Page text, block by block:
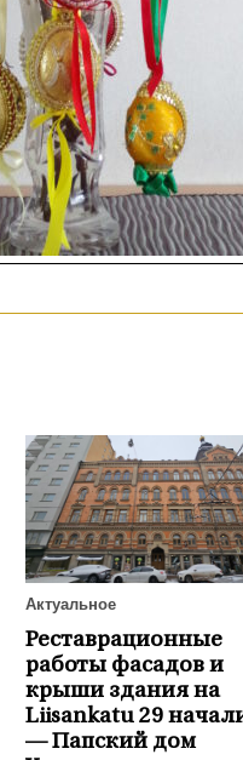
Актуальное
Реставрационные
работы фасадов и
крыши здания на
Liisankatu 29
— Папский дом